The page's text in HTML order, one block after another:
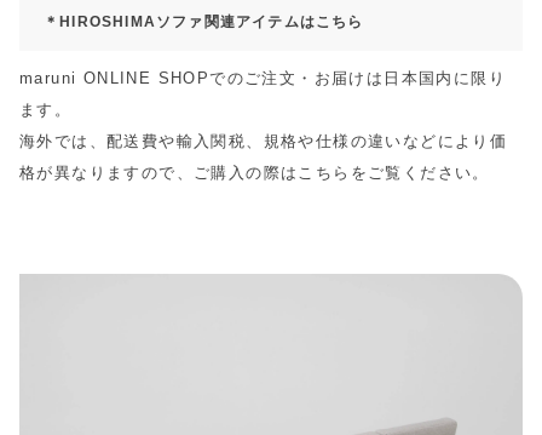
＊HIROSHIMAソファ関連アイテムはこちら
maruni ONLINE SHOPでのご注文・お届けは日本国内に限り
ます。
海外では、配送費や輸入関税、規格や仕様の違いなどにより価
格が異なりますので、ご購入の際は こちら をご覧ください。